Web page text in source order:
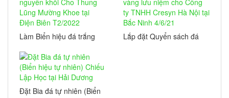
Làm Biển hiệu đá trắng
Lũng Mường Khoe tại
Điện Biên T2/2022
Lắp đặt Quyển sách đá
Đặt Bia đá tự nhiên (Biển